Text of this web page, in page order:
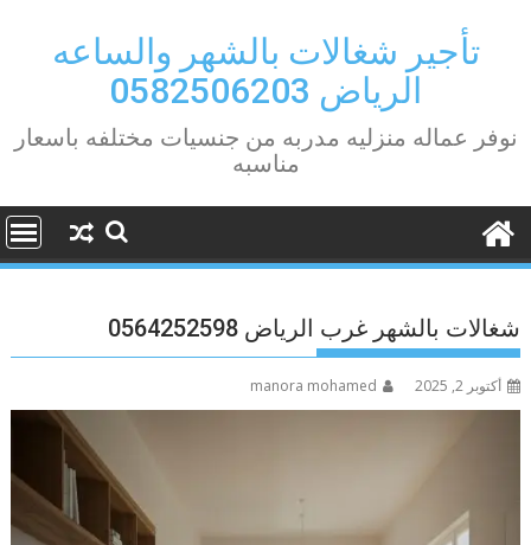
contentتأجير شغالات بالشهر والساعه
الرياض 0582506203
نوفر عماله منزليه مدربه من جنسيات مختلفه باسعار
مناسبه
شغالات بالشهر غرب الرياض 0564252598
أكتوبر 2, 2025 manora mohamed